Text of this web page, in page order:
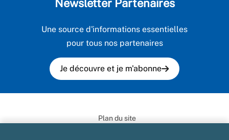
Newsletter Partenaires
Une source d'informations essentielles
pour tous nos partenaires
Je découvre et je m'abonne
Plan du site